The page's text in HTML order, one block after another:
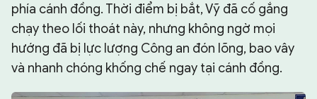
phía cánh đồng. Thời điểm bị bắt, Vỹ đã cố gắng
chạy theo lối thoát này, nhưng không ngờ mọi
hướng đã bị lực lượng Công an đón lõng, bao vây
và nhanh chóng khống chế ngay tại cánh đồng.